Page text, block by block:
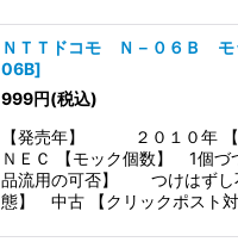
ＮＴＴドコモ Ｎ－０６Ｂ モ
06B]
999円(税込)
【発売年】 ２０１０年
ＮＥＣ 【モック個数】 1個づ
品流用の可否】 つけはずし
態】 中古 【クリックポスト